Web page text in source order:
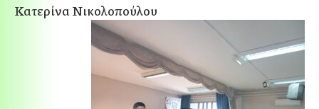
Κατερίνα Νικολοπούλου